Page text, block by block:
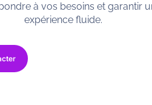
à vos besoins et garantir
expérience fluide.